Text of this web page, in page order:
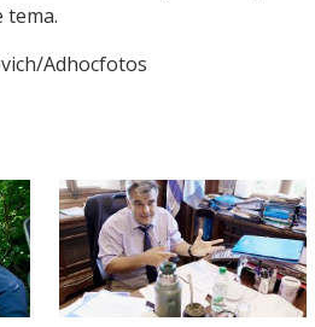
tema.
Adhocfotos